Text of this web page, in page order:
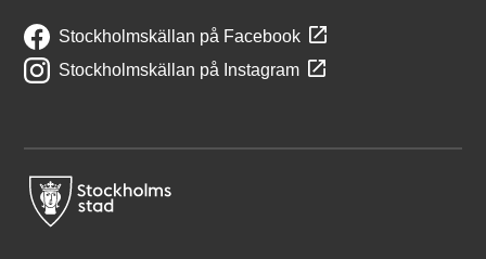
Stockholmskällan på Facebook
Stockholmskällan på Instagram